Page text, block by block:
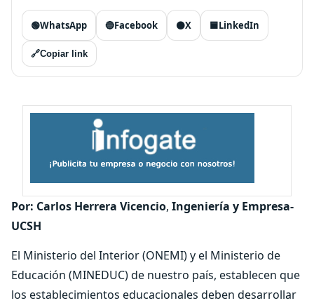
🟢WhatsApp 🔵Facebook ⚫X 🟦LinkedIn
🔗Copiar link
Por: Carlos Herrera Vicencio, Ingeniería y Empresa-
UCSH
El Ministerio del Interior (ONEMI) y el Ministerio de
Educación (MINEDUC) de nuestro país, establecen que
los establecimientos educacionales deben desarrollar